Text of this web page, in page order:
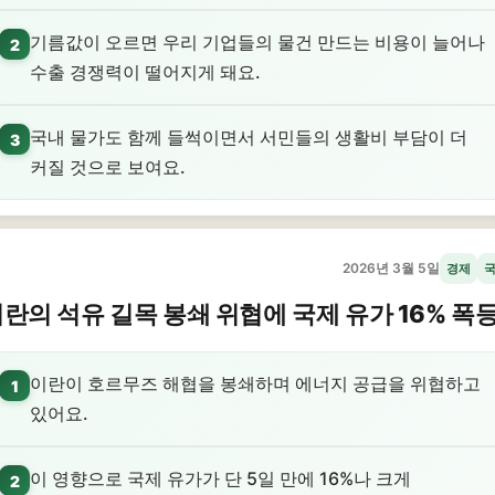
2
기름값이 오르면 우리 기업들의 물건 만드는 비용이 늘어나
수출 경쟁력이 떨어지게 돼요.
3
국내 물가도 함께 들썩이면서 서민들의 생활비 부담이 더
커질 것으로 보여요.
2026년 3월 5일 경제
의 석유 길목 봉쇄 위협에 국제 유가 16% 폭
1
이란이 호르무즈 해협을 봉쇄하며 에너지 공급을 위협하고
있어요.
2 이 영향으로 국제 유가가 단 5일 만에 16%나 크게